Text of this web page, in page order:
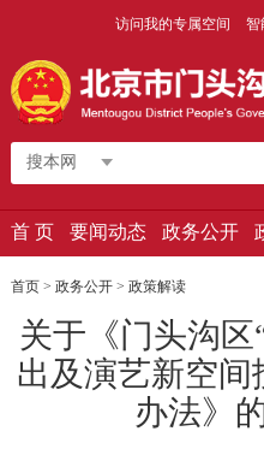
访问我的专属空间 智
搜本网
首 页 要闻动态 政务公开
首页> 政务公开> 政策解读
关于《门头沟区
出及演艺新空
办法》